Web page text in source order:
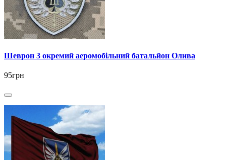
Шеврон 3 окремий аеромобільний батальйон Олива
95грн